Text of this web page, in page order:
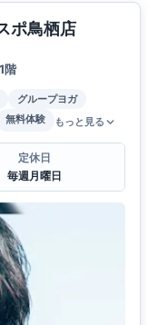
ポ鳥栖店
階
グループヨガ
無料体験 もっと見る
定休日
毎週月曜日